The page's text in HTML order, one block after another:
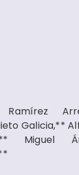
Ramírez
Galicia,**
Miguel